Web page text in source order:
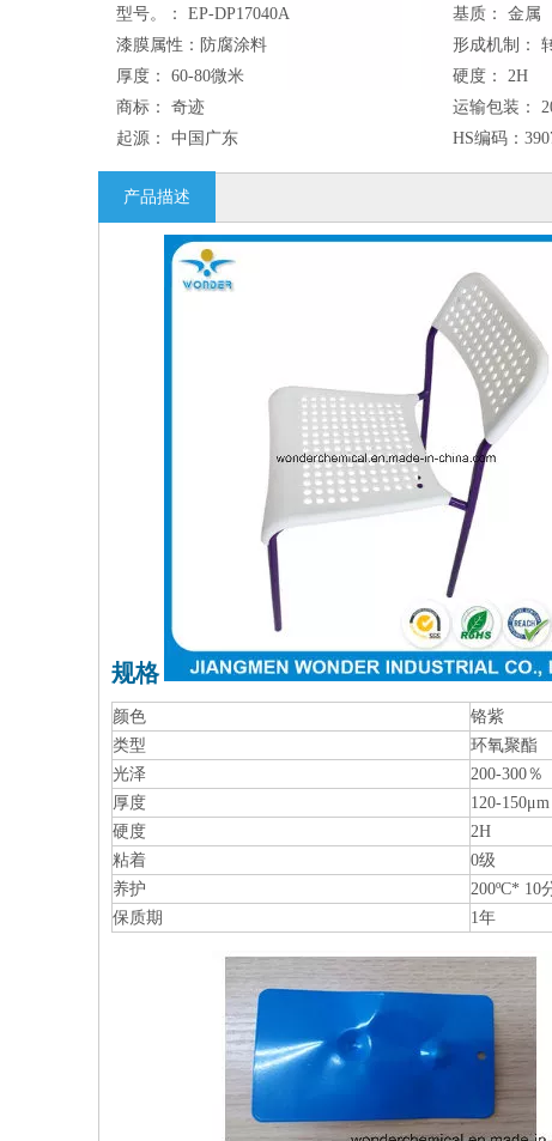
型号。： EP-DP17040A 基质： 金属
漆膜属性： 防腐涂料 形成机制：
厚度：
60-80微米 硬度： 2H
商标：
奇迹 运输包装：
起源：
中国广东 HS编码：
产品描述
规格
颜色
铬紫
类型
环氧聚酯
光泽
200-300％
厚度
120-150μm
硬度
2H
粘着
0级
养护
200ºC* 10
保质期
1年